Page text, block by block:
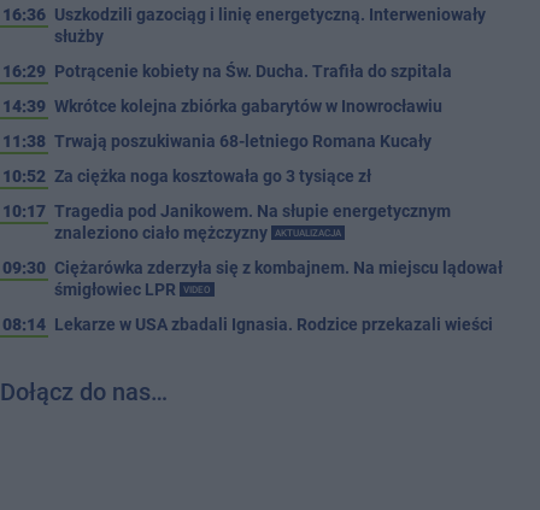
16:36 Uszkodzili gazociąg i linię energetyczną. Interweniowały
służby
16:29 Potrącenie kobiety na Św. Ducha. Trafiła do szpitala
14:39 Wkrótce kolejna zbiórka gabarytów w Inowrocławiu
11:38 Trwają poszukiwania 68-letniego Romana Kucały
10:52 Za ciężka noga kosztowała go 3 tysiące zł
10:17 Tragedia pod Janikowem. Na słupie energetycznym
znaleziono ciało mężczyzny
AKTUALIZACJA
09:30 Ciężarówka zderzyła się z kombajnem. Na miejscu lądował
śmigłowiec LPR
VIDEO
08:14 Lekarze w USA zbadali Ignasia. Rodzice przekazali wieści
Dołącz do nas…